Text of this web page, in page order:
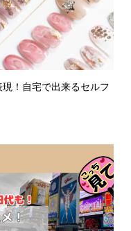
！自宅で出来るセルフ